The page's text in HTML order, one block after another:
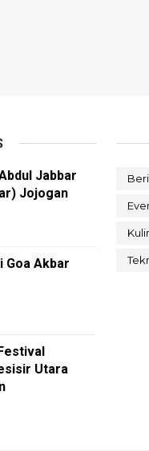
Jabbar
Jojogan
Goa Akbar
Utara